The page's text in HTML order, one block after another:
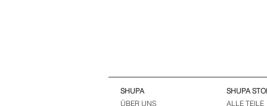
SHUPA
ÜBER UNS
SHUPA
ALLE TEILE